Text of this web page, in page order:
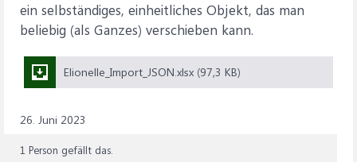
ein selbständiges, einheitliches Objekt, das man
beliebig (als Ganzes) verschieben kann.
Elionelle_Import_JSON.xlsx (97,3 KB)
26. Juni 2023
1 Person gefällt das.